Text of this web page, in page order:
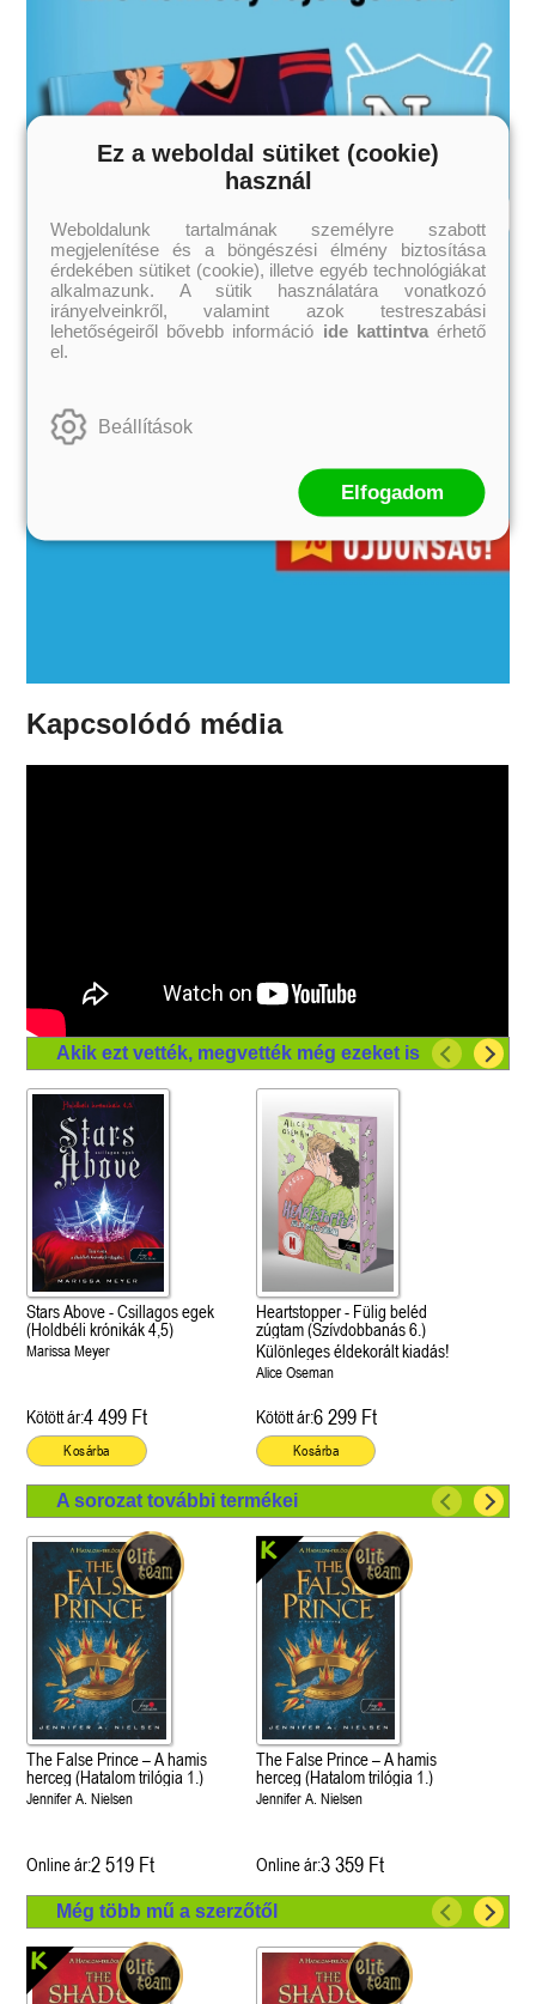
Kapcsolódó média
Akik ezt vették, megvették még ezeket is
Stars Above - Csillagos egek
(Holdbéli krónikák 4,5)
Marissa Meyer
Kötött ár:4 499 Ft
Kosárba
Heartstopper - Fülig beléd
zúgtam (Szívdobbanás 6.)
Különleges éldekorált kiadás!
Alice Oseman
Kötött ár:6 299 Ft
Kosárba
A sorozat további termékei
The False Prince – A hamis
herceg (Hatalom trilógia 1.)
Jennifer A. Nielsen
Online ár:2 519 Ft
The False Prince – A hamis
herceg (Hatalom trilógia 1.)
Jennifer A. Nielsen
Online ár:3 359 Ft
Még több mű a szerzőtől
Ez a weboldal sütiket (cookie)
használ
Weboldalunk tartalmának személyre szabott
megjelenítése és a böngészési élmény biztosítása
érdekében sütiket (cookie), illetve egyéb technológiákat
alkalmazunk. A sütik használatára vonatkozó
irányelveinkről, valamint azok testreszabási
lehetőségeiről bővebb információ ide kattintvaérhető
el.
Beállítások
Elfogadom